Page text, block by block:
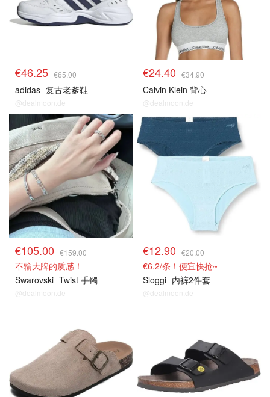
€46.25 €65.00
adidas 复古老爹鞋
@dealmoon.de
€24.40 €34.90
Calvin Klein 背心
@dealmoon.de
€105.00 €159.00
不输大牌的质感！
Swarovski Twist 手镯
@dealmoon.de
€12.90 €20.00
€6.2/条！便宜快抢~
Sloggi 内裤2件套
@dealmoon.de